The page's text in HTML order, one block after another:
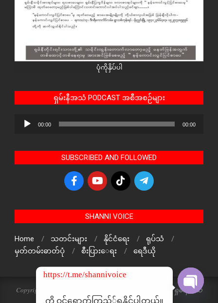
ပုံကိုနှိပ်ပါ
ရှမ်းနီအသံ PODCAST အစီအစဉ်များ
Audio
00:00 00:00
SUBSCRIBED AND FOLLOWED
SHANNI VOICE
Home သတင်းများ နိုင်ငံရေး
ရုပ်သံ
မှတ်တမ်းဓာတ်ပုံ
စီးပြားေရး ရေဒီယို
Copyright © 2024 The Voice Of ShanNi All rights reserved. ရှမ်းနီအသံ
သတင်းဌာန၏ မူပိုင်ဖြစ်ပါသည်
https://t.me/shannivoice
ကို ဝင်ရောက်ကြည့််ရှူနိုင်ပါတယ်။